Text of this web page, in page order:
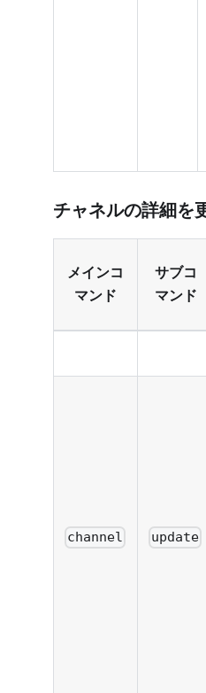
チャネルの詳細を
メインコ
マンド
サブコ
マンド
channel update